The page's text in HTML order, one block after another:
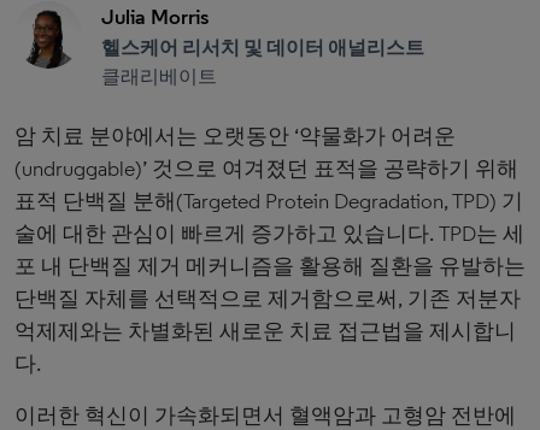
Julia Morris
헬스케어 리서치 및 데이터 애널리스트
클래리베이트
암 치료 분야에서는 오랫동안 ‘약물화가 어려운
(undruggable)’ 것으로 여겨졌던 표적을 공략하기 위해
표적 단백질 분해(Targeted Protein Degradation, TPD) 기
술에 대한 관심이 빠르게 증가하고 있습니다. TPD는 세
포 내 단백질 제거 메커니즘을 활용해 질환을 유발하는
단백질 자체를 선택적으로 제거함으로써, 기존 저분자
억제제와는 차별화된 새로운 치료 접근법을 제시합니
다.
이러한 혁신이 가속화되면서 혈액암과 고형암 전반에